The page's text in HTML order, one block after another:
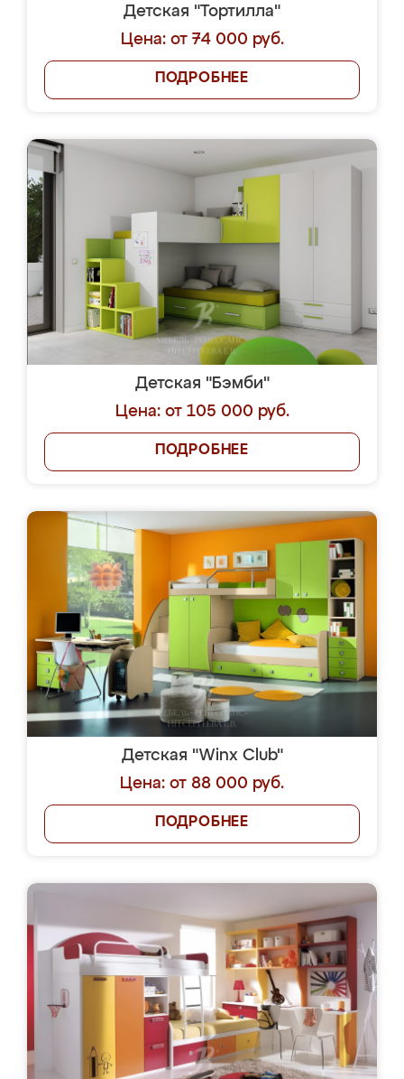
Детская "Тортилла"
Цена: от 74 000 руб.
ПОДРОБНЕЕ
Детская "Бэмби"
Цена: от 105 000 руб.
ПОДРОБНЕЕ
Детская "Winx Club"
Цена: от 88 000 руб.
ПОДРОБНЕЕ